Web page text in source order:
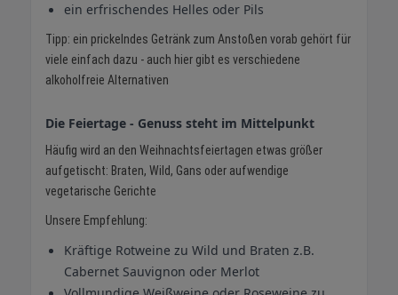
ein erfrischendes Helles oder Pils
Tipp: ein prickelndes Getränk zum Anstoßen vorab gehört für
viele einfach dazu - auch hier gibt es verschiedene
alkoholfreie Alternativen
Die Feiertage - Genuss steht im Mittelpunkt
Häufig wird an den Weihnachtsfeiertagen etwas größer
aufgetischt: Braten, Wild, Gans oder aufwendige
vegetarische Gerichte
Unsere Empfehlung:
Kräftige Rotweine zu Wild und Braten z.B.
Cabernet Sauvignon oder Merlot